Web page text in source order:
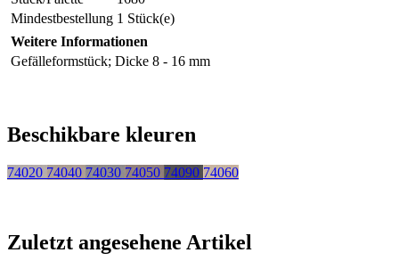
Mindestbestellung 1 Stück(e)
Weitere Informationen
Gefälleformstück; Dicke 8 - 16 mm
Beschikbare kleuren
74020 74040 74030 74050 74090 74060
Zuletzt angesehene Artikel